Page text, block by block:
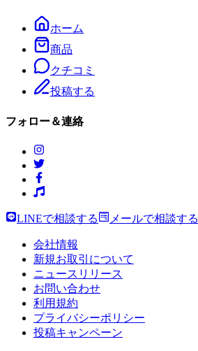
ホーム
商品
クチコミ
投稿する
フォロー＆連絡
LINEで相談する メールで相談する
会社情報
新規お取引について
ニュースリリース
お問い合わせ
利用規約
プライバシーポリシー
投稿キャンペーン